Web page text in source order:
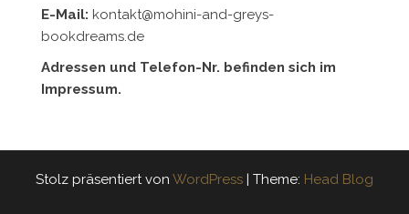
E-Mail: kontakt@mohini-and-greys-
bookdreams.de
Adressen und Telefon-Nr. befinden sich im
Impressum.
Stolz präsentiert von WordPress | Theme: Head Blog